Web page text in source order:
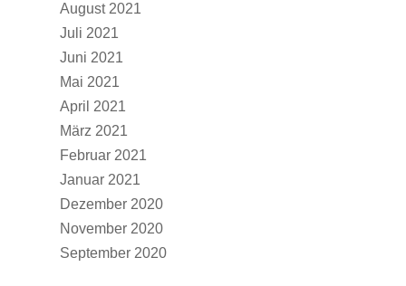
August 2021
Juli 2021
Juni 2021
Mai 2021
April 2021
März 2021
Februar 2021
Januar 2021
Dezember 2020
November 2020
September 2020